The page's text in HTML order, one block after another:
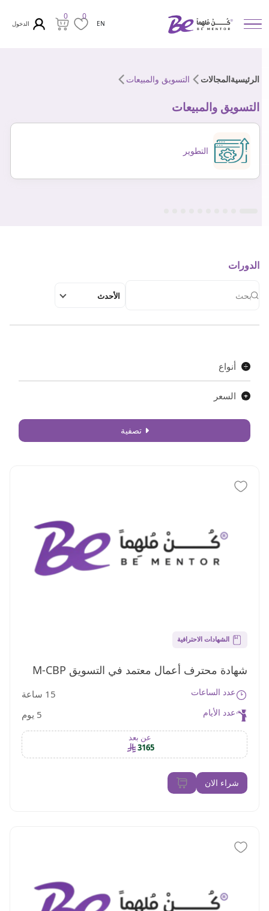
EN
0
0
الدخول
الرئيسيةالمجالات التسويق والمبيعات
التسويق والمبيعات
التطوير
الدورات
الأحدث
أنواع
السعر
تصفية
الشهادات الاحترافية
شهادة محترف أعمال معتمد في التسويق M-CBP
عدد الساعات 15 ساعة
عدد الأيام 5 يوم
عن بعد
3165
شراء الان